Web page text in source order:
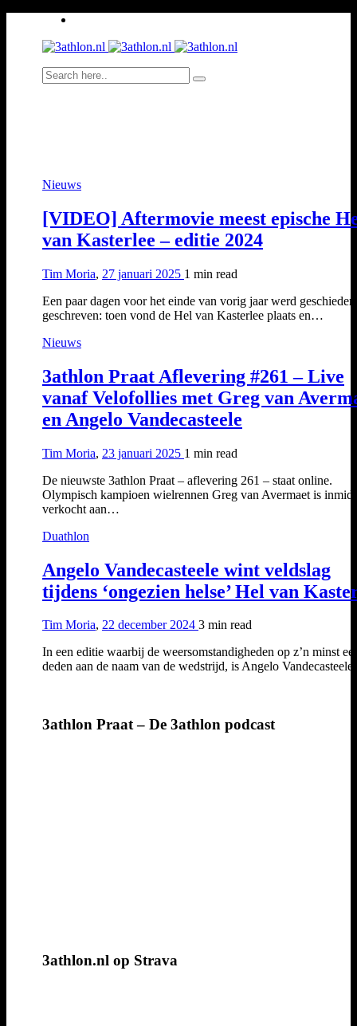
Nieuws
[VIDEO] Aftermovie meest epische
van Kasterlee – editie 2024
Tim Moria, 27 januari 2025 1 min read
Een paar dagen voor het einde van vorig jaar werd
geschreven: toen vond de Hel van Kasterlee plaats en…
Nieuws
3athlon Praat Aflevering #261 – Live
vanaf Velofollies met Greg van
en Angelo Vandecasteele
Tim Moria, 23 januari 2025 1 min read
De nieuwste 3athlon Praat – aflevering 261 – staat online.
Olympisch kampioen wielrennen Greg van Avermaet is
verkocht aan…
Duathlon
Angelo Vandecasteele wint veldslag
tijdens ‘ongezien helse’ Hel van
Tim Moria, 22 december 2024 3 min read
In een editie waarbij de weersomstandigheden op z’n minst eer
deden aan de naam van de wedstrijd, is Angelo
3athlon Praat – De 3athlon podcast
3athlon.nl op Strava